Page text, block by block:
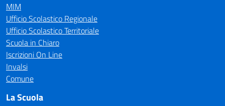
MIM
Ufficio Scolastico Regionale
Ufficio Scolastico Territoriale
Scuola in Chiaro
Iscrizioni On Line
Invalsi
Comune
La Scuola